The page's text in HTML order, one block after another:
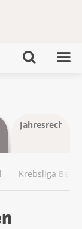
Krebsliga Bern